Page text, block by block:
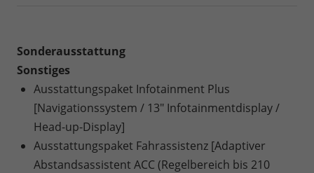
Sonderausstattung
Sonstiges
Ausstattungspaket Infotainment Plus
[Navigationssystem / 13" Infotainmentdisplay /
Head-up-Display]
Ausstattungspaket Fahrassistenz [Adaptiver
Abstandsassistent ACC (Regelbereich bis 210